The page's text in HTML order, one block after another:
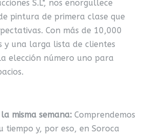
S.L", nos enorgullece
pintura de primera clase que
Con más de 10,000
y una larga lista de clientes
elección número uno para
misma semana: Comprendemos
tiempo y, por eso, en Soroca